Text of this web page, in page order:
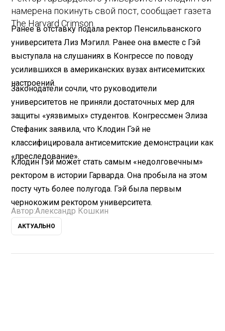
намерена покинуть свой пост, сообщает газета
The Harvard Crimson.
Ранее в отставку подала ректор Пенсильванского
университета Лиз Мэгилл. Ранее она вместе с Гэй
выступала на слушаниях в Конгрессе по поводу
усилившихся в американских вузах антисемитских
настроений.
Законодатели сочли, что руководители
университетов не приняли достаточных мер для
защиты «уязвимых» студентов. Конгрессмен Элиза
Стефаник заявила, что Клодин Гэй не
классифицировала антисемитские демонстрации как
«преследование».
Клодин Гэй может стать самым «недолговечным»
ректором в истории Гарварда. Она пробыла на этом
посту чуть более полугода. Гэй была первым
чернокожим ректором университета.
Автор:Александр Кошкин
АКТУАЛЬНО